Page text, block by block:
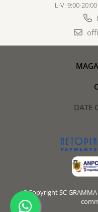
L-V: 9:00-
DATE
©Copyright SC GRAMMA